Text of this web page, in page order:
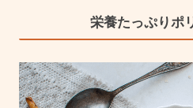
栄養たっぷりポ